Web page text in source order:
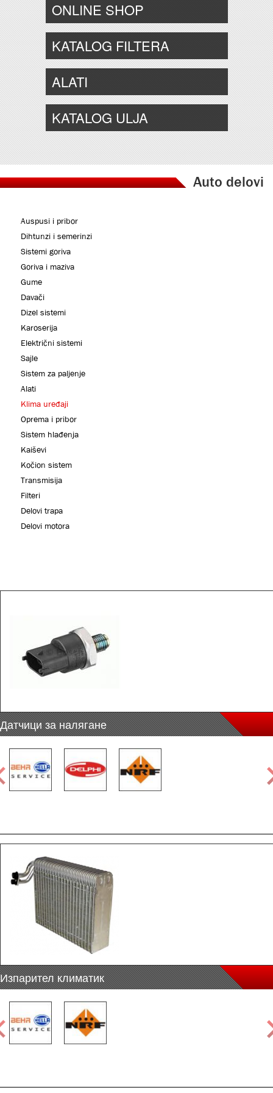
ONLINE SHOP
KATALOG FILTERA
ALATI
KATALOG ULJA
Auto delovi
Auspusi i pribor
Dihtunzi i semerinzi
Sistemi goriva
Goriva i maziva
Gume
Davači
Dizel sistemi
Karoserija
Električni sistemi
Sajle
Sistem za paljenje
Alati
Klima uređaji
Oprema i pribor
Sistem hlađenja
Kaiševi
Kočion sistem
Transmisija
Filteri
Delovi trapa
Delovi motora
Датчици за налягане
Изпарител климатик